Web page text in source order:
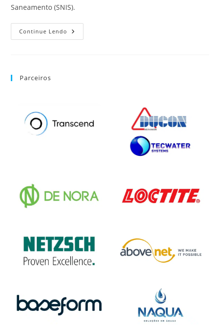
Saneamento (SNIS).
Continue Lendo
Parceiros